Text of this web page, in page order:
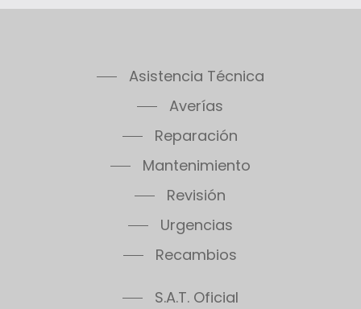
Asistencia Técnica
Averías
Reparación
Mantenimiento
Revisión
Urgencias
Recambios
S.A.T. Oficial